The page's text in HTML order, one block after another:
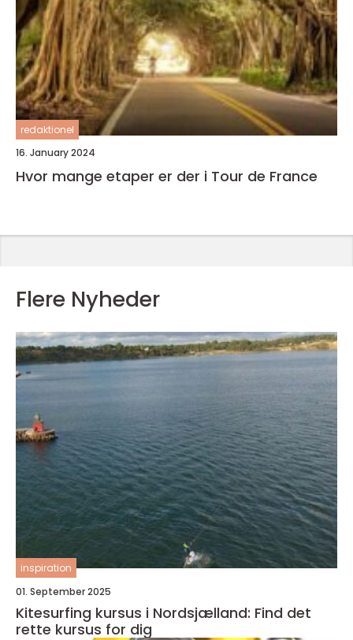
redaktionel
16. January 2024
Hvor mange etaper er der i Tour de France
Flere Nyheder
inspiration
01. September 2025
Kitesurfing kursus i Nordsjælland: Find det
rette kursus for dig